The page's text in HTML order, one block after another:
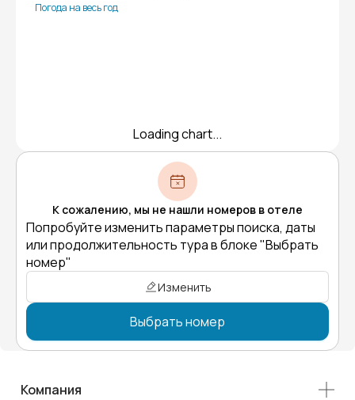
Погода на весь год
Loading chart...
К сожалению, мы не нашли номеров в отеле
Попробуйте изменить параметры поиска, даты
или продолжительность тура в блоке "Выбрать
номер"
Изменить
Выбрать номер
Компания